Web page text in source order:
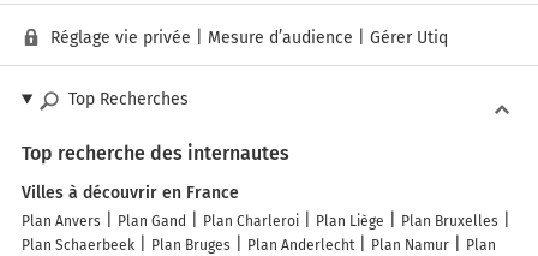
Réglage vie privée Mesure d’audience Gérer Utiq
Top Recherches
Top recherche des internautes
Villes à découvrir en France
Plan Anvers Plan Gand Plan Charleroi Plan Liège
Plan Bruxelles
Plan Schaerbeek
Plan Bruges Plan Anderlecht Plan Namur
Plan